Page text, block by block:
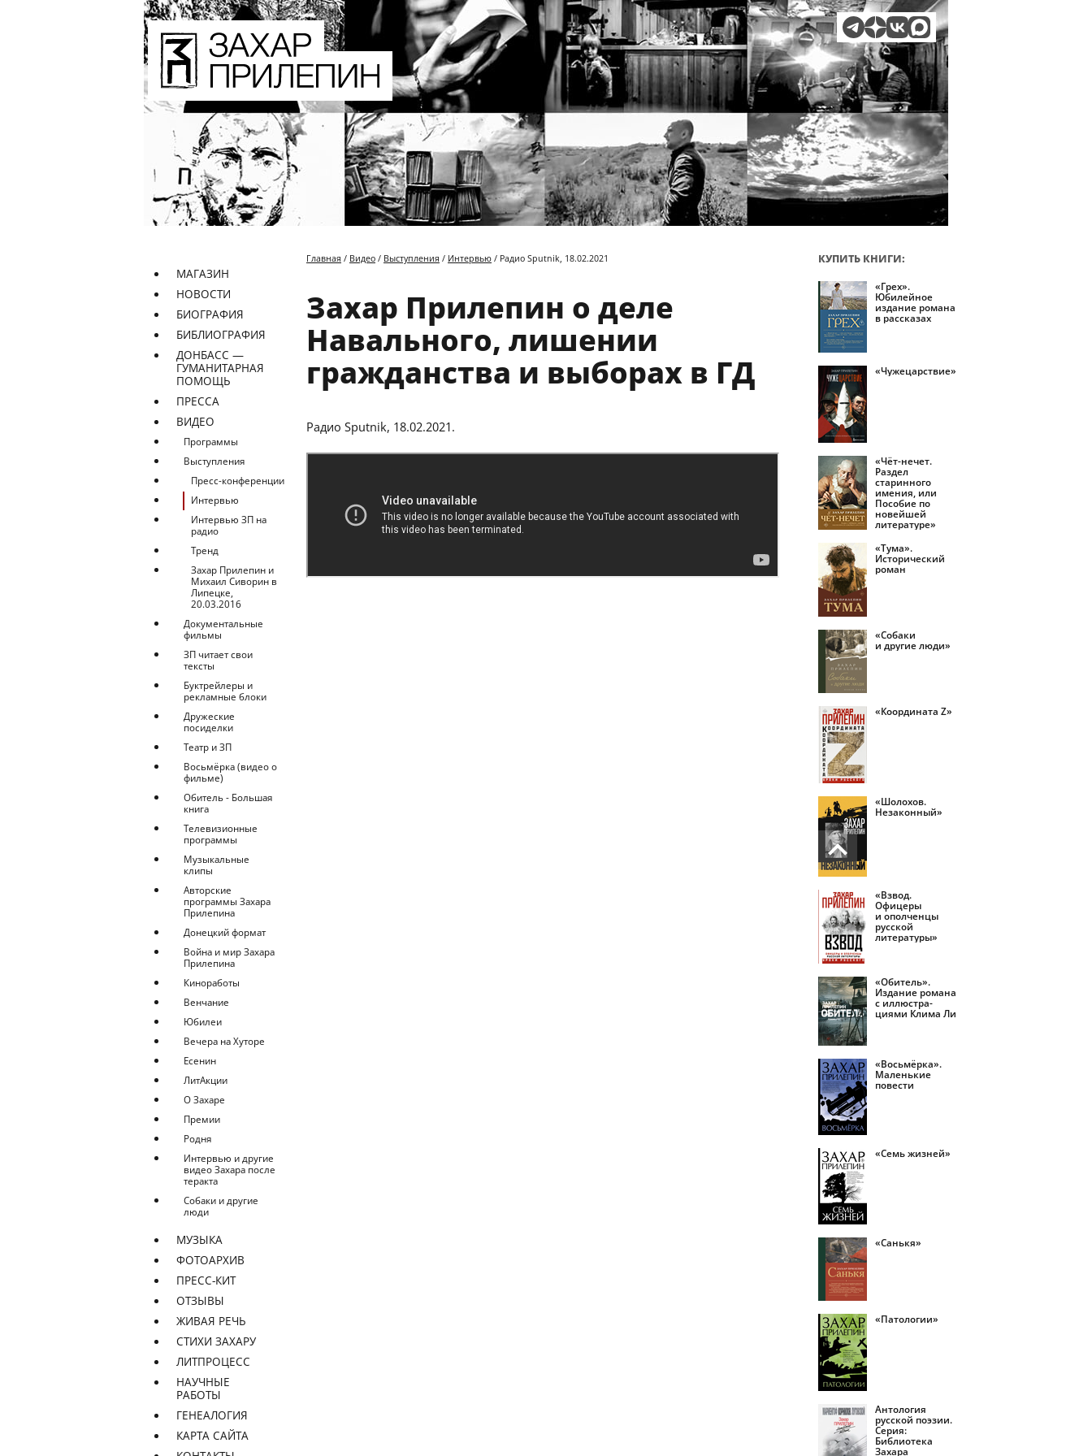
МАГАЗИН
НОВОСТИ
БИОГРАФИЯ
БИБЛИОГРАФИЯ
ДОНБАСС —
ГУМАНИТАРНАЯ
ПОМОЩЬ
ПРЕССА
ВИДЕО
Программы
Выступления
Пресс-конференции
Интервью
Интервью ЗП на
радио
Тренд
Захар Прилепин и
Михаил Сиворин в
Липецке,
20.03.2016
Документальные
фильмы
ЗП читает свои
тексты
Буктрейлеры и
рекламные блоки
Дружеские
посиделки
Театр и ЗП
Восьмёрка (видео о
фильме)
Обитель - Большая
книга
Телевизионные
программы
Музыкальные
клипы
Авторские
программы Захара
Прилепина
Донецкий формат
Война и мир Захара
Прилепина
Киноработы
Венчание
Юбилеи
Вечера на Хуторе
Есенин
ЛитАкции
О Захаре
Премии
Родня
Интервью и другие
видео Захара после
теракта
Собаки и другие
люди
МУЗЫКА
ФОТОАРХИВ
ПРЕСС-КИТ
ОТЗЫВЫ
ЖИВАЯ РЕЧЬ
СТИХИ ЗАХАРУ
ЛИТПРОЦЕСС
НАУЧНЫЕ
РАБОТЫ
ГЕНЕАЛОГИЯ
КАРТА САЙТА
Главная / Видео / Выступления / Интервью / Радио Sputnik, 18.02.2021
Захар Прилепин о деле
Навального, лишении
гражданства и выборах в ГД
Радио Sputnik, 18.02.2021.
КУПИТЬ КНИГИ:
«Грех».
Юбилейное
издание романа
в рассказах
«Чужецарствие»
«Чёт-нечет.
Раздел
старинного
имения, или
Пособие по
новейшей
литературе»
«Тума».
Исторический
роман
«Собаки
и другие люди»
«Координата Z»
«Шолохов.
Незаконный»
«Взвод.
Офицеры
и ополченцы
русской
литературы»
«Обитель».
Издание романа
с иллюстра­
циями Клима Ли
«Восьмёрка».
Маленькие
повести
«Семь жизней»
«Санькя»
«Патологии»
Антология
русской поэзии.
Серия:
Библиотека
Захара